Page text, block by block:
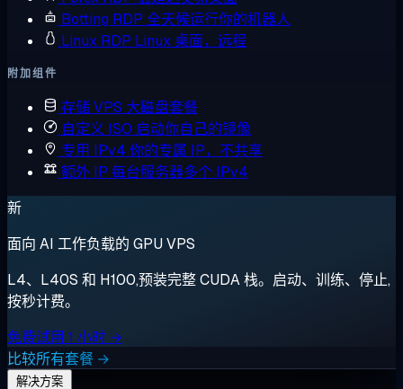
Botting RDP 全天候运行你的机器人
Linux RDP Linux 桌面，远程
附加组件
存储 VPS 大磁盘套餐
自定义 ISO 启动你自己的镜像
专用 IPv4 你的专属 IP，不共享
额外 IP 每台服务器多个 IPv4
新
面向 AI 工作负载的 GPU VPS
L4、L40S 和 H100,预装完整 CUDA 栈。启动、训练、停止,
按秒计费。
免费试用 1 小时 →
比较所有套餐 →